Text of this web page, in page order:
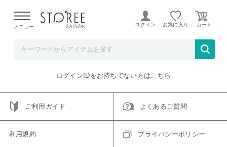
よる配送遅延が発生しております。
メニュー ログイン お気に入り
ご指定のアイテムは取り扱い終了、またはただいま取り扱い
トップへ戻る
ログインIDをお持ちでない方はこちら
ご利用ガイド よくあるご質問
利用規約 プライバシーポリシー